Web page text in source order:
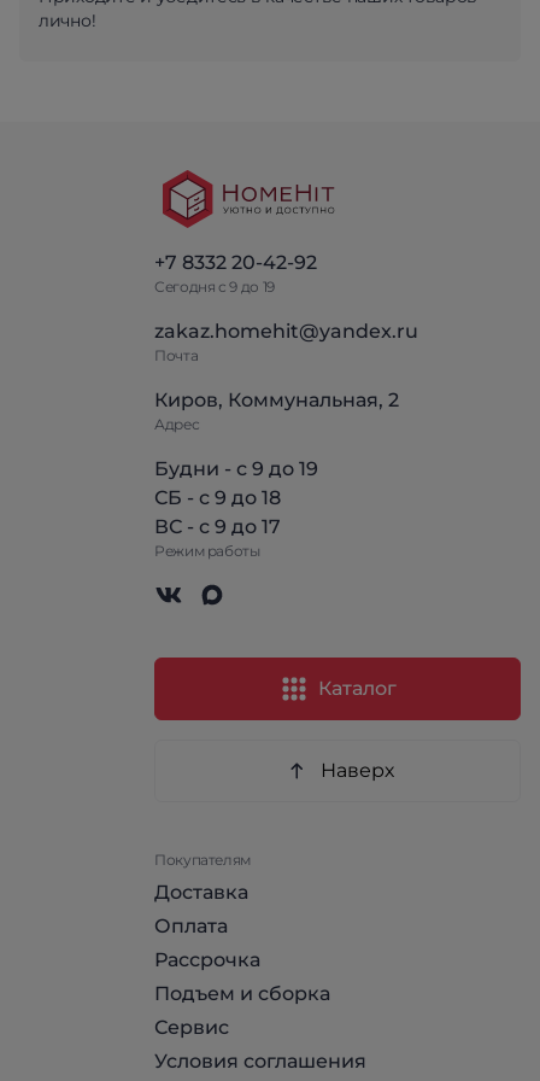
лично!
+7 8332 20-42-92
Сегодня с 9 до 19
zakaz.homehit@yandex.ru
Почта
Киров, Коммунальная, 2
Адрес
Будни - с 9 до 19
СБ - с 9 до 18
ВС - с 9 до 17
Режим работы
Каталог
Наверх
Покупателям
Доставка
Оплата
Рассрочка
Подъем и сборка
Сервис
Условия соглашения